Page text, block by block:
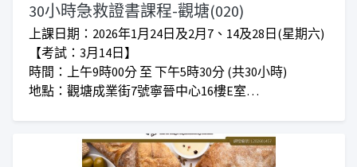
30小時急救證書課程-觀塘(020)
上課日期：2026年1月24日及2月7、14及28日(星期六)
【考試：3月14日】
時間：上午9時00分 至 下午5時30分 (共30小時)
地點：觀塘成業街7號寧晉中心16樓E室
收費：$750 (包括行政、證書、急救課程手冊、繃帶